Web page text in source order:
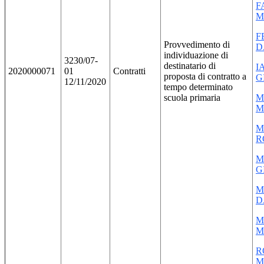
2020000071
3230/07-
01
12/11/2020
Contratti
Provvedimento di
individuazione di
destinatario di
proposta di contratto a
tempo determinato
scuola primaria